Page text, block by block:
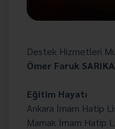
Destek Hizmetleri
Ömer Faruk
Eğitim Hayatı
Ankara İmam Hatip
Mamak İmam Hatip